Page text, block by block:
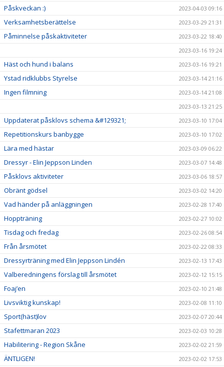
Påskveckan :) 2023-04-03 09:16
Verksamhetsberättelse 2023-03-29 21:31
Påminnelse påskaktiviteter
2023-03-22 18:40
2023-03-16 19:24
Häst och hund i balans 2023-03-16 19:21
Ystad ridklubbs Styrelse 2023-03-14 21:16
Ingen filmning
2023-03-14 21:08
2023-03-13 21:25
Uppdaterat påsklovs schema &#129321; 2023-03-10 17:04
Repetitionskurs banbygge 2023-03-10 17:02
Lära med hästar 2023-03-09 06:22
Dressyr - Elin Jeppson Linden 2023-03-07 14:48
Påsklovs aktiviteter 2023-03-06 18:57
Obränt gödsel 2023-03-02 14:20
Vad händer på anläggningen 2023-02-28 17:40
Hoppträning 2023-02-27 10:02
Tisdag och fredag 2023-02-26 08:54
Från årsmötet 2023-02-22 08:33
Dressyrträning med Elin Jeppson Lindén 2023-02-13 17:43
Valberedningens förslag till årsmötet 2023-02-12 15:15
Foaj’en 2023-02-10 21:48
Livsviktig kunskap! 2023-02-08 11:10
Sport(häst)lov 2023-02-07 20:44
Stafettmaran 2023 2023-02-03 10:28
Habilitering - Region Skåne 2023-02-02 21:59
ÄNTLIGEN! 2023-02-02 17:53